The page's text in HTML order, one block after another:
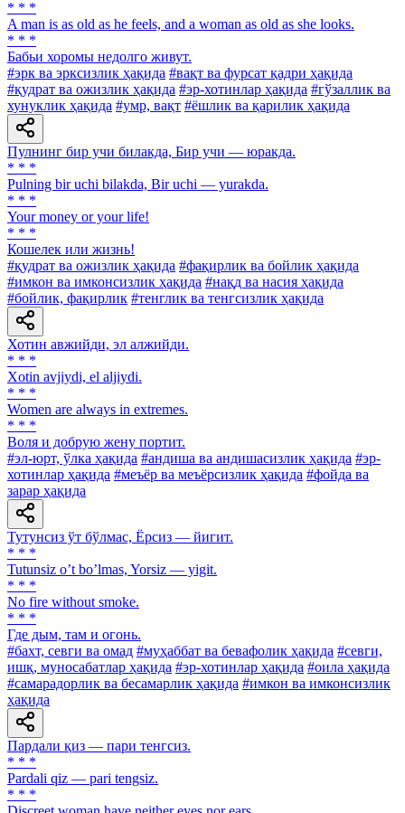
* * *
A man is as old as he feels, and a woman as old as she looks.
* * *
Бабьи хоромы недолго живут.
#эрк ва эрксизлик ҳақида #вақт ва фурсат қадри ҳақида
#қудрат ва ожизлик ҳақида #эр-хотинлар ҳақида #гўзаллик ва
хунуклик ҳақида #умр, вақт #ёшлик ва қарилик ҳақида
Пулнинг бир учи билакда, Бир учи — юракда.
* * *
Pulning bir uchi bilakda, Bir uchi — yurakda.
* * *
Your money or your life!
* * *
Кошелек или жизнь!
#қудрат ва ожизлик ҳақида #фақирлик ва бойлик ҳақида
#имкон ва имконсизлик ҳақида #нақд ва насия ҳақида
#бойлик, фақирлик #тенглик ва тенгсизлик ҳақида
Хотин авжийди, эл алжийди.
* * *
Xotin avjiydi, el aljiydi.
* * *
Women are always in extremes.
* * *
Воля и добрую жену портит.
#эл-юрт, ўлка ҳақида #андиша ва андишасизлик ҳақида #эр-
хотинлар ҳақида #меъёр ва меъёрсизлик ҳақида #фойда ва
зарар ҳақида
Тутунсиз ўт бўлмас, Ёрсиз — йигит.
* * *
Tutunsiz oʼt boʼlmas, Yorsiz — yigit.
* * *
No fire without smoke.
* * *
Где дым, там и огонь.
#бахт, севги ва омад #муҳаббат ва бевафолик ҳақида #севги,
ишқ, муносабатлар ҳақида #эр-хотинлар ҳақида #оила ҳақида
#самарадорлик ва бесамарлик ҳақида #имкон ва имконсизлик
ҳақида
Пардали қиз — пари тенгсиз.
* * *
Pardali qiz — pari tengsiz.
* * *